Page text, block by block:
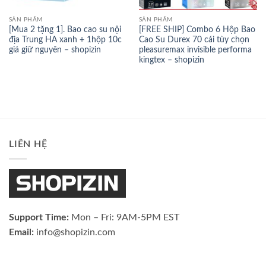
SẢN PHẨM
[Mua 2 tặng 1]. Bao cao su nội
địa Trung HA xanh + 1hộp 10c
giá giữ nguyên – shopizin
SẢN PHẨM
[FREE SHIP] Combo 6 Hộp Bao
Cao Su Durex 70 cái tùy chọn
pleasuremax invisible performa
kingtex – shopizin
LIÊN HỆ
Support Time: Mon – Fri: 9AM-5PM EST
Email: info@shopizin.com